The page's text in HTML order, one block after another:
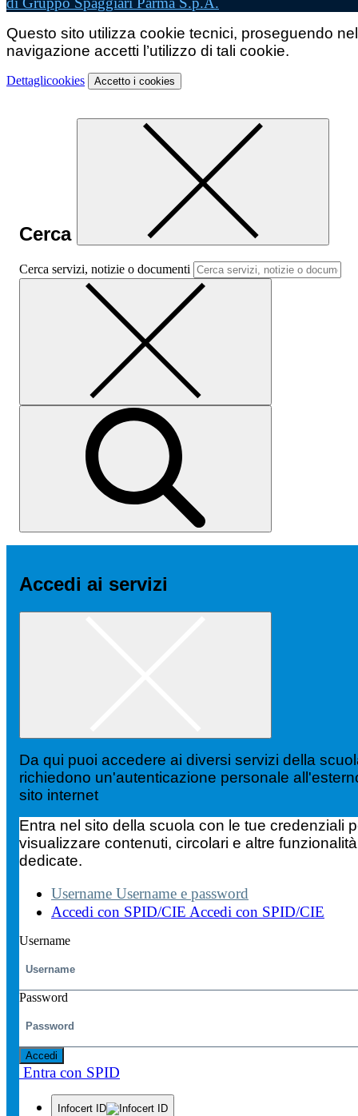
Questo sito utilizza cookie tecnici, proseguendo
navigazione accetti l’utilizzo di tali cookie.
Dettaglicookies Accetto i cookies
Cerca
Cerca servizi, notizie o documenti
Accedi ai servizi
Da qui puoi accedere ai diversi servizi della
richiedono un'autenticazione personale
sito internet
Entra nel sito della scuola con le tue credenziali
visualizzare contenuti, circolari e altre
dedicate.
Username Username e password
Accedi con SPID/CIE Accedi con SPID/CIE
Username
Password
Accedi
Entra con SPID
Infocert ID